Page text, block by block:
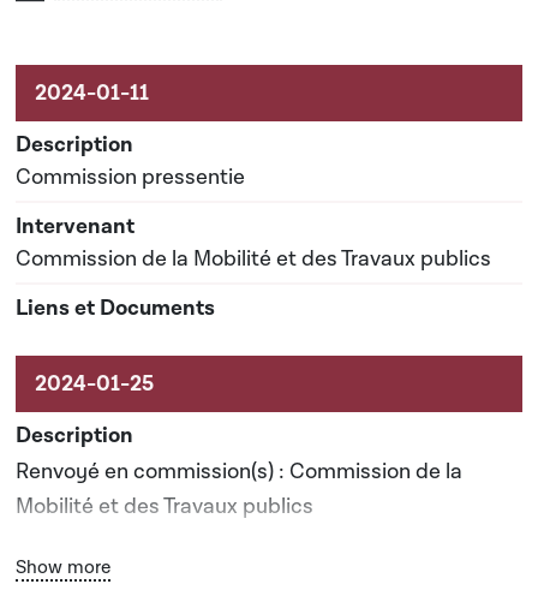
Commission pressentie
Commission de la Mobilité et des Travaux publics
Renvoyé en commission(s) : Commission de la
Mobilité et des Travaux publics
Date prévisionnelle du rapport de commission : 27-
Bouton graphique servant à afficher ou cacher tous les
Show more